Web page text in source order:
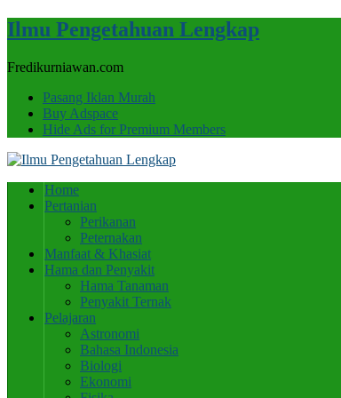
Ilmu Pengetahuan Lengkap
Fredikurniawan.com
Pasang Iklan Murah
Buy Adspace
Hide Ads for Premium Members
Home
Pertanian
Perikanan
Peternakan
Manfaat & Khasiat
Hama dan Penyakit
Hama Tanaman
Penyakit Ternak
Pelajaran
Astronomi
Bahasa Indonesia
Biologi
Ekonomi